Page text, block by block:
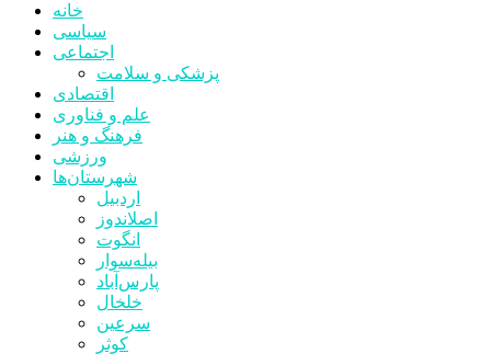
خانه
سیاسی
اجتماعی
پزشکی و سلامت
اقتصادی
علم و فناوری
فرهنگ و هنر
ورزشی
شهرستان‌ها
اردبیل
اصلاندوز
انگوت
بیله‌سوار
پارس‌آباد
خلخال
سرعین
کوثر